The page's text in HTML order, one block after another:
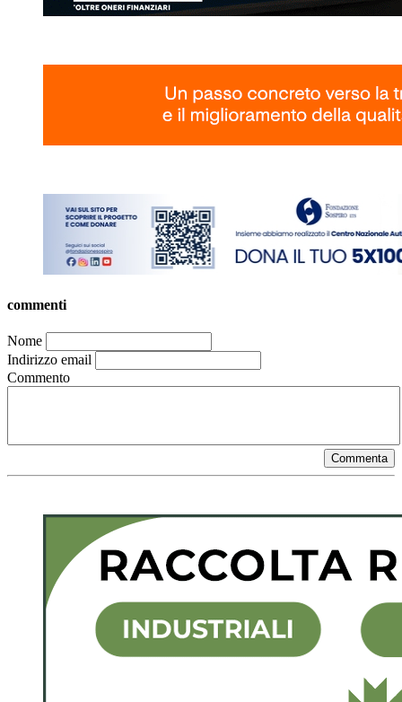
commenti
Nome
Indirizzo email
Commento
Commenta